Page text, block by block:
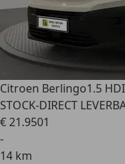
Citroen Berlingo1.5
STOCK-DIRECT
€ 21.9501
-
14 km